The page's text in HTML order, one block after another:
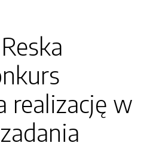
realizację w